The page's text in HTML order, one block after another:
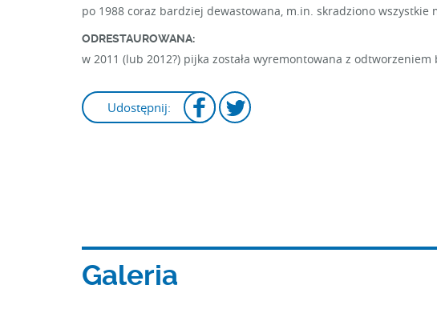
po 1988 coraz bardziej dewastowana, m.in. skradziono
ODRESTAUROWANA:
w 2011 (lub 2012?) pijka została wyremontowana z
Udostępnij:
Galeria